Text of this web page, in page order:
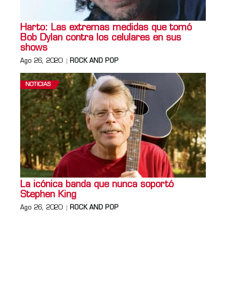
Harto: Las extremas medidas que tomó
Bob Dylan contra los celulares en sus
shows
Ago 26, 2020 ROCK AND POP
NOTICIAS
La icónica banda que nunca soportó
Stephen King
Ago 26, 2020 ROCK AND POP